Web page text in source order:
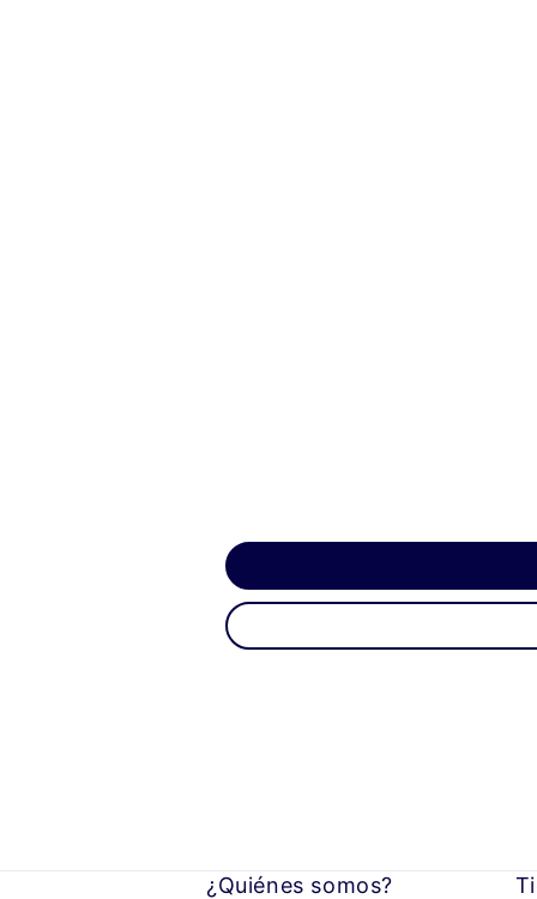
¿Quiénes somos?